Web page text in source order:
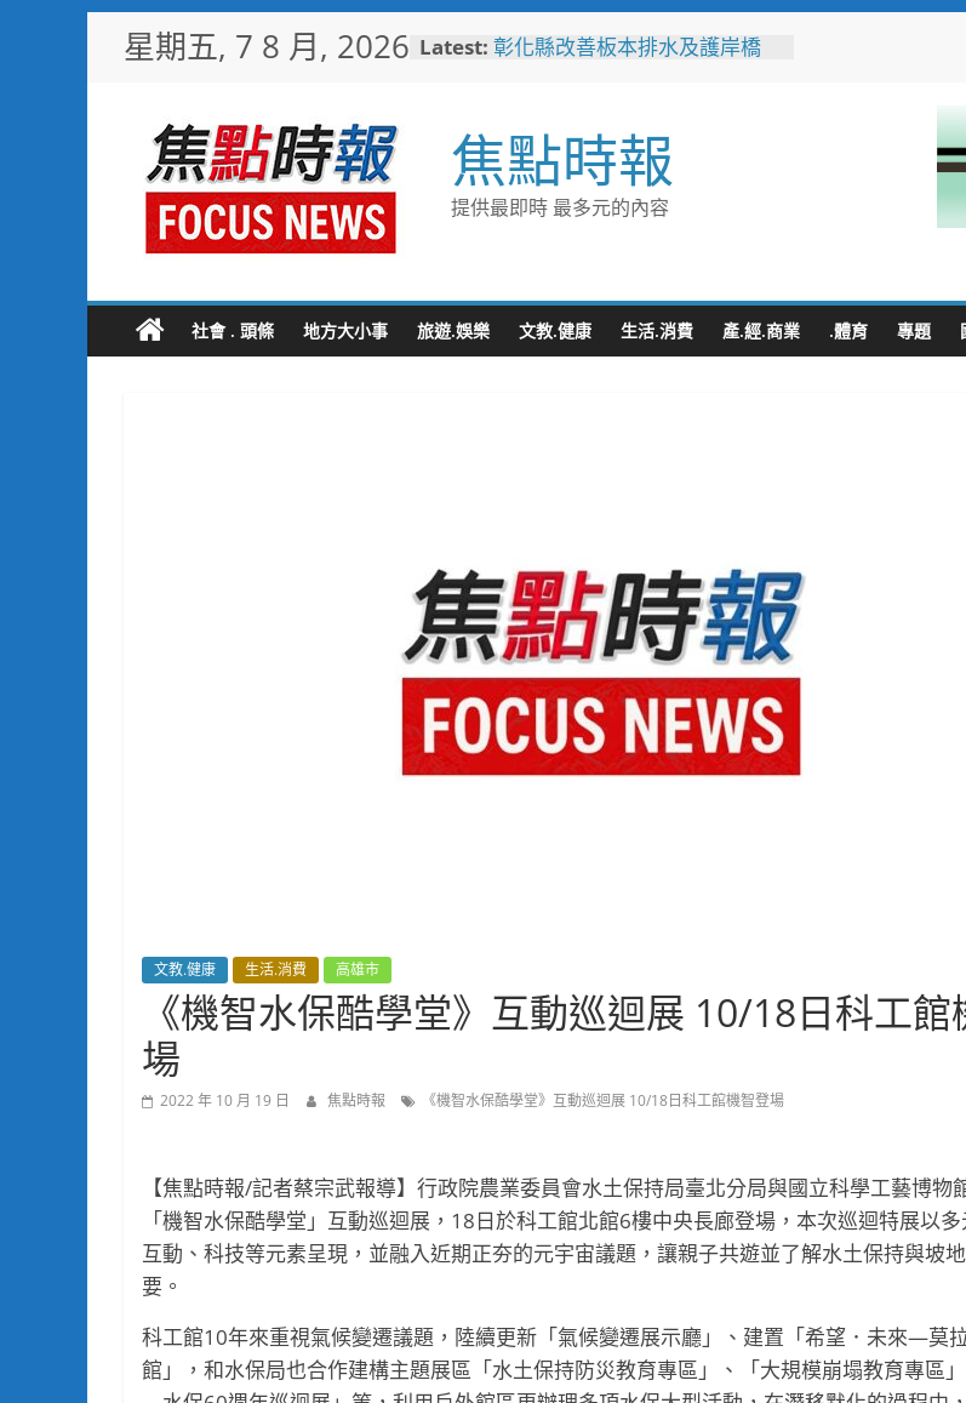
星期五, 7 8 月, 2026 Latest: 彰化縣改善板本排水及護岸橋
少子化時代的地方解方！彰化市
未婚聯誼6年促成10對佳偶
彰化縣長參選人魏平政率議員團
隊攜手造勢 盼翻轉彰化打造新
焦點時報
提供最即時 最多元的內容
社會 . 頭條 地方大小事 旅遊.娛樂 文教.健康 生活.消費 產.經.商業 .體育 專題
文教.健康 生活.消費 高雄市
《機智水保酷學堂》互動巡迴展 10/18日科工館
場
2022 年 10 月 19 日 焦點時報 《機智水保酷學堂》互動巡迴展 10/18日科工館機智登場
【焦點時報/記者蔡宗武報導】行政院農業委員會水土保持局臺北分局與國立科學工藝博物
「機智水保酷學堂」互動巡迴展，18日於科工館北館6樓中央長廊登場，本次巡迴特展以多
互動、科技等元素呈現，並融入近期正夯的元宇宙議題，讓親子共遊並了解水土保持與坡
要。
科工館10年來重視氣候變遷議題，陸續更新「氣候變遷展示廳」、建置「希望．未來―莫
館」，和水保局也合作建構主題展區「水土保持防災教育專區」、「大規模崩塌教育專區